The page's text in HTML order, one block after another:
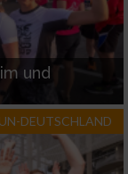
und
DEUTSCHLAND